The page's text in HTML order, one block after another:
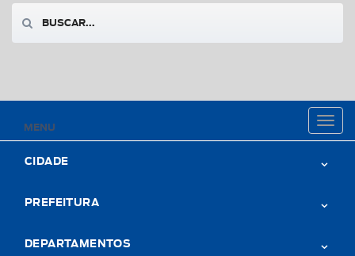
MENU
Toggle
CIDADE
PREFEITURA
DEPARTAMENTOS